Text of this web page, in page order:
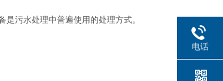
污水处理中普遍使用的处理方式。
电话